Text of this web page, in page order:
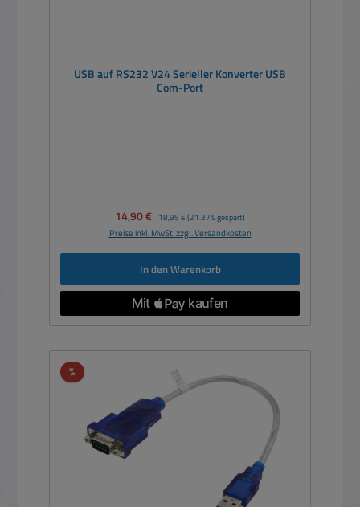
USB auf RS232 V24 Serieller Konverter USB
Com-Port
Verkaufspreis:
14,90 € Regulärer Preis:
18,95 € (21.37% gespart)
Preise inkl. MwSt. zzgl. Versandkosten
In den Warenkorb
%Rabatt